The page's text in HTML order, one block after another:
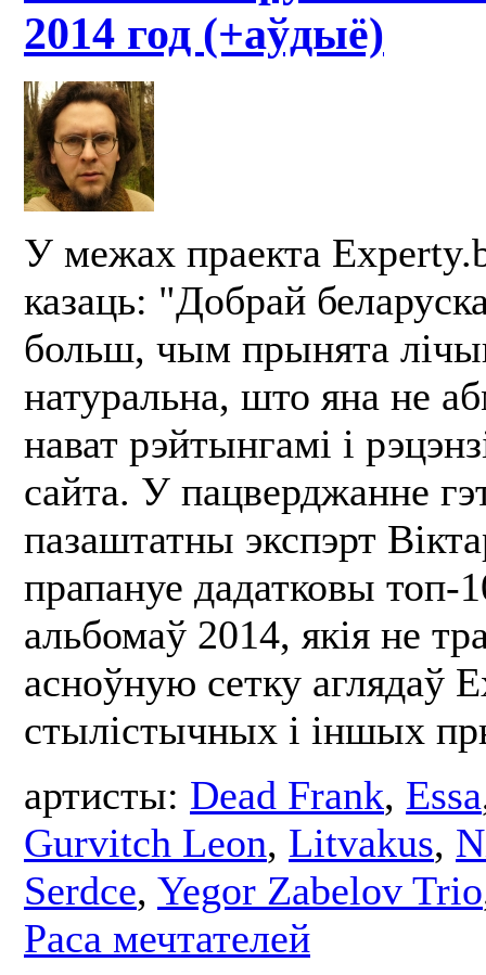
2014 год (+аўдыё)
У межах праекта
казаць: "Добрай
больш, чым прынята
натуральна, што яна не
нават рэйтынгамі і
сайта. У пацверджанне
пазаштатны экспэрт
прапануе дадатковы топ-
альбомаў 2014, якія не
асноўную сетку аглядаў
стылістычных і іншых
артисты: Dead Frank, Essa
Gurvitch Leon, Litvakus,
Serdce, Yegor Zabelov Trio
Раса мечтателей